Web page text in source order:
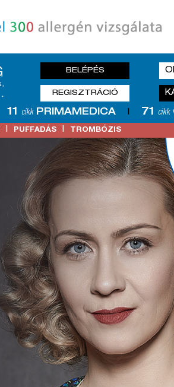
REGISZTRÁCIÓ
BELÉPÉS
11 cikk PRIMAMEDICA | 71 cikk
| PUFFADÁS | TROMBÓZIS